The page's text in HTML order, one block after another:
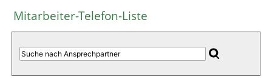
Mitarbeiter-Telefon-Liste